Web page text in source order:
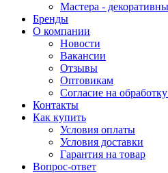
Мастера -
Бренды
О компании
Новости
Вакансии
Отзывы
Оптовикам
Cогласие на
Контакты
Как купить
Условия оплаты
Условия доставки
Гарантия на товар
Вопрос-ответ